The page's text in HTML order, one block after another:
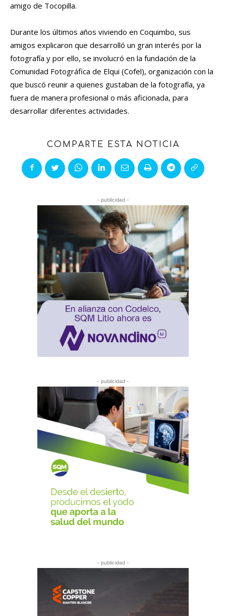
amigo de Tocopilla.
Durante los últimos años viviendo en Coquimbo, sus
amigos explicaron que desarrolló un gran interés por la
fotografía y por ello, se involucró en la fundación de la
Comunidad Fotográfica de Elqui (Cofel), organización con la
que buscó reunir a quienes gustaban de la fotografía, ya
fuera de manera profesional o más aficionada, para
desarrollar diferentes actividades.
COMPARTE ESTA NOTICIA
- publicidad -
- publicidad -
- publicidad -